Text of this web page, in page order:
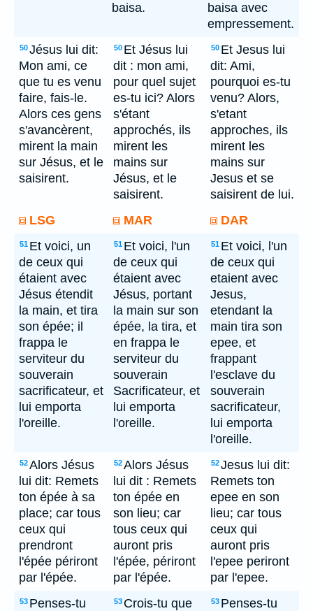
baisa.
baisa avec
empressement.
50Jésus lui dit:
Mon ami, ce
que tu es venu
faire, fais-le.
Alors ces gens
s'avancèrent,
mirent la main
sur Jésus, et le
saisirent.
50 Et Jésus lui
dit : mon ami,
pour quel sujet
es-tu ici? Alors
s'étant
approchés, ils
mirent les
mains sur
Jésus, et le
saisirent.
50 Et Jesus lui
dit: Ami,
pourquoi es-tu
venu? Alors,
s'etant
approches, ils
mirent les
mains sur
Jesus et se
saisirent de lui.
LSG
MAR DAR
51 Et voici, un
de ceux qui
étaient avec
Jésus étendit
la main, et tira
son épée; il
frappa le
serviteur du
souverain
sacrificateur, et
lui emporta
l'oreille.
51 Et voici, l'un
de ceux qui
étaient avec
Jésus, portant
la main sur son
épée, la tira, et
en frappa le
serviteur du
souverain
Sacrificateur, et
lui emporta
l'oreille.
51 Et voici, l'un
de ceux qui
etaient avec
Jesus,
etendant la
main tira son
epee, et
frappant
l'esclave du
souverain
sacrificateur,
lui emporta
l'oreille.
52Alors Jésus
lui dit: Remets
ton épée à sa
place; car tous
ceux qui
prendront
l'épée périront
par l'épée.
52Alors Jésus
lui dit : Remets
ton épée en
son lieu; car
tous ceux qui
auront pris
l'épée, périront
par l'épée.
52Jesus lui dit:
Remets ton
epee en son
lieu; car tous
ceux qui
auront pris
l'epee periront
par l'epee.
53 Penses-tu
53 Crois-tu que
53 Penses-tu